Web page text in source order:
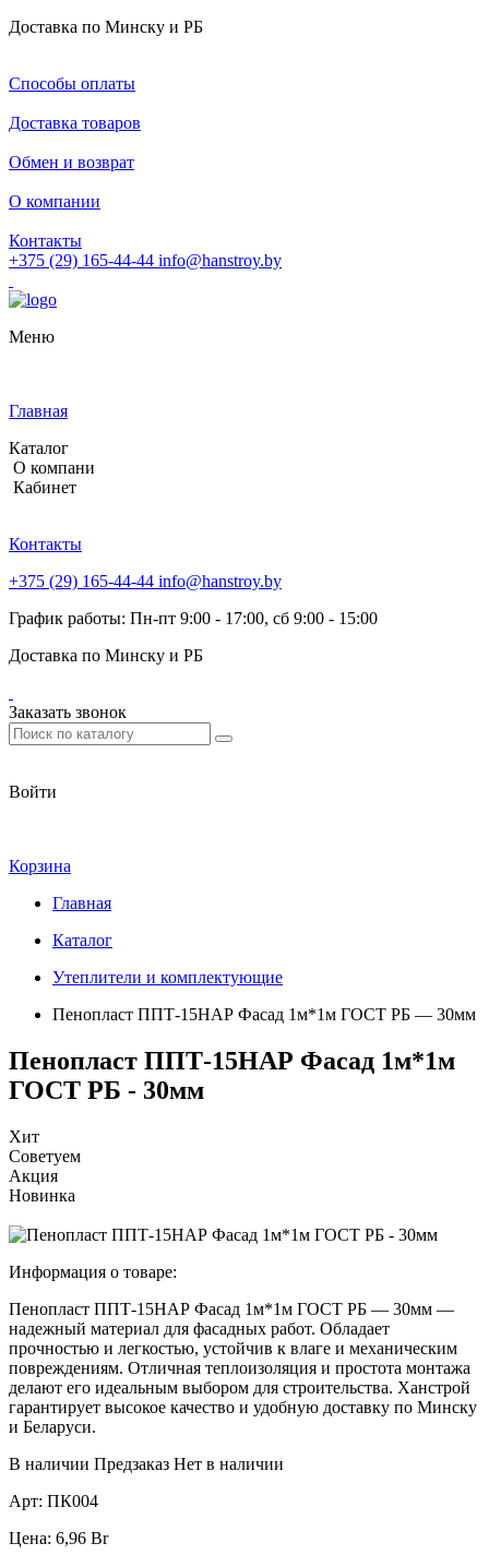
Доставка по Минску и РБ
Способы оплаты
Доставка товаров
Обмен и возврат
О компании
Контакты
+375 (29) 165-44-44 info@hanstroy.by
Меню
Главная
Каталог
О компани
Кабинет
Контакты
+375 (29) 165-44-44 info@hanstroy.by
График работы: Пн-пт 9:00 - 17:00, сб 9:00 - 15:00
Доставка по Минску и РБ
Заказать звонок
Войти
Корзина
Главная
Каталог
Утеплители и комплектующие
Пенопласт ППТ-15НАР Фасад 1м*1м ГОСТ РБ — 30мм
Пенопласт ППТ-15НАР Фасад 1м*1м
ГОСТ РБ - 30мм
Хит
Советуем
Акция
Новинка
Информация о товаре:
Пенопласт ППТ-15НАР Фасад 1м*1м ГОСТ РБ — 30мм —
надежный материал для фасадных работ. Обладает
прочностью и легкостью, устойчив к влаге и механическим
повреждениям. Отличная теплоизоляция и простота монтажа
делают его идеальным выбором для строительства. Ханстрой
гарантирует высокое качество и удобную доставку по Минску
и Беларуси.
В наличии Предзаказ Нет в наличии
Арт: ПК004
Цена: 6,96 Br